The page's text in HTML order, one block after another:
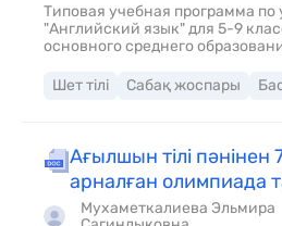
Типовая учебная программа
"Английский язык" для 5-9
основного среднего
Шет тілі
Сабақ жоспары
Ағылшын тілі пәнінен
арналған олимпиада
Мухаметкалиева Эльмира